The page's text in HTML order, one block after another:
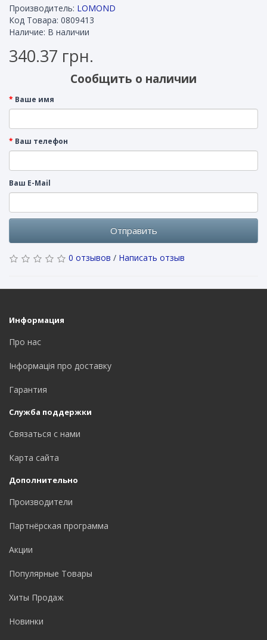
Производитель: LOMOND
Код Товара: 0809413
Наличие: В наличии
340.37 грн.
Сообщить о наличии
Ваше имя
Ваш телефон
Ваш E-Mail
Отправить
0 отзывов / Написать отзыв
Информация
Про нас
Інформація про доставку
Гарантия
Служба поддержки
Связаться с нами
Карта сайта
Дополнительно
Производители
Партнёрская программа
Акции
Популярные Товары
Хиты Продаж
Новинки